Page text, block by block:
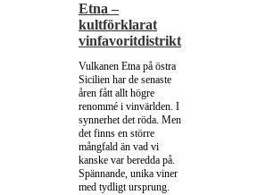
Etna –
kultförklarat
vinfavoritdistrikt
Vulkanen Etna på östra
Sicilien har de senaste
åren fått allt högre
renommé i vinvärlden. I
synnerhet det röda. Men
det finns en större
mångfald än vad vi
kanske var beredda på.
Spännande, unika viner
med tydligt ursprung.